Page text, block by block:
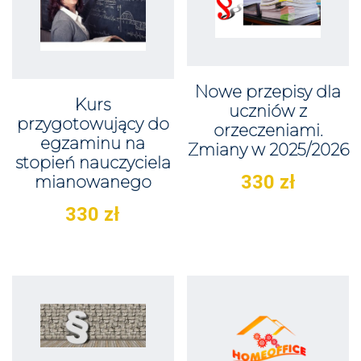
Kurs
przygotowujący do
egzaminu na
stopień nauczyciela
mianowanego
330 zł
Nowe przepisy dla
uczniów z
orzeczeniami.
Zmiany w 2025/2026
330 zł